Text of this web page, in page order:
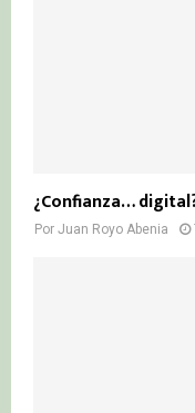
¿Confianza…
Por Juan Royo Abenia